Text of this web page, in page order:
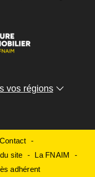
vos régions
Contact
site
La FNAIM
adhérent